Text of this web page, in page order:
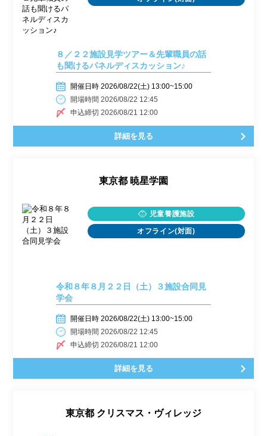
８／２２施設見学ツアー＆先輩職員の話
も聞けるパネルディスカッション♪
開催日時 2026/08/22(土) 13:00~15:00
開場時間 2026/08/22 12:45
申込締切 2026/08/21 12:00
詳細を見る
東京都 暁星学園
児童養護施設
オフライン(対面)
令和８年８月２２日（土）３施設合同見
学会
開催日時 2026/08/22(土) 13:00~15:00
開場時間 2026/08/22 12:45
申込締切 2026/08/21 12:00
詳細を見る
東京都 クリスマス・ヴィレッジ